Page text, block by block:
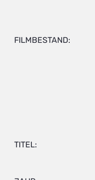
FILMBESTAND:
TITEL: